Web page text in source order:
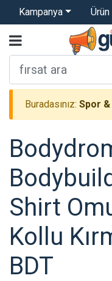
Kampanya Ürün
Buradasınız: Spor
Shirt
Kollu
BDT